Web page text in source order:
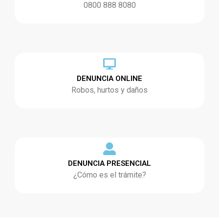
0800 888 8080
DENUNCIA ONLINE
Robos, hurtos y daños
DENUNCIA PRESENCIAL
¿Cómo es el trámite?